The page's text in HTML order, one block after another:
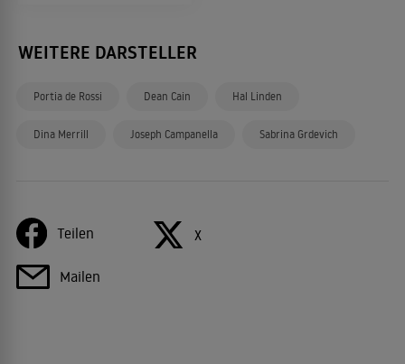
WEITERE DARSTELLER
Portia de Rossi Dean Cain Hal Linden
Dina Merrill Joseph Campanella Sabrina Grdevich
Teilen X
Mailen